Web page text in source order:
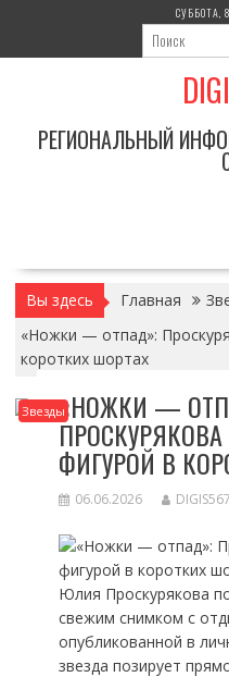
содержимому
СУББОТА,
РЕГИОНАЛЬНЫЙ
Вы здесь Главная
«Ножки — отпад»:
коротких шортах
Звезды«НОЖКИ —
ФИГУРОЙ В
06.06.2026
Юлия Проскурякова
свежим снимком с
опубликованной в
звезда позирует